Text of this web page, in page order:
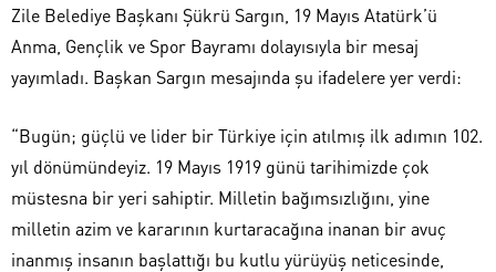
Zile Belediye Başkanı Şükrü Sargın, 19 Mayıs Atatürk’ü
Anma, Gençlik ve Spor Bayramı dolayısıyla bir mesaj
yayımladı. Başkan Sargın mesajında şu ifadelere yer verdi:
“Bugün; güçlü ve lider bir Türkiye için atılmış ilk adımın 102.
yıl dönümündeyiz. 19 Mayıs 1919 günü tarihimizde çok
müstesna bir yeri sahiptir. Milletin bağımsızlığını, yine
milletin azim ve kararının kurtaracağına inanan bir avuç
inanmış insanın başlattığı bu kutlu yürüyüş neticesinde,